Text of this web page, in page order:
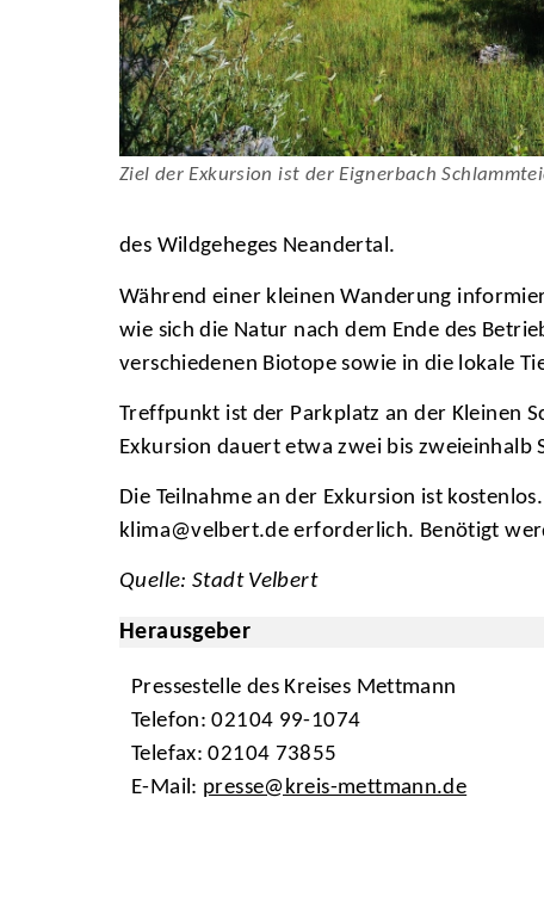
Ziel der Exkursion ist der Eignerbach
des Wildgeheges Neandertal.
Während einer kleinen Wanderung
wie sich die Natur nach dem Ende des
verschiedenen Biotope sowie in die lokale
Treffpunkt ist der Parkplatz an der Kleinen
Exkursion dauert etwa zwei bis
Die Teilnahme an der Exkursion ist
klima@velbert.de erforderlich. Benötigt
Quelle: Stadt Velbert
Herausgeber
Pressestelle des Kreises Mettmann
Telefon: 02104 99-1074
Telefax: 02104 73855
E-Mail: presse@kreis-mettmann.de